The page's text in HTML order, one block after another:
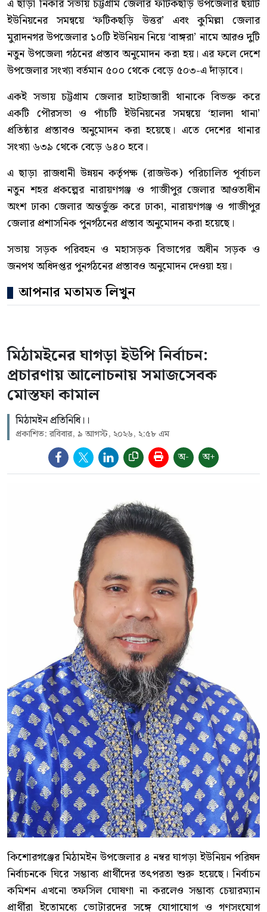
এ ছাড়া নিকার সভায় চট্টগ্রাম জেলার ফটিকছড়ি উপজেলার ছয়টি
ইউনিয়নের সমন্বয়ে ‘ফটিকছড়ি উত্তর’ এবং কুমিল্লা জেলার
মুরাদনগর উপজেলার ১০টি ইউনিয়ন নিয়ে ‘বাঙ্গরা’ নামে আরও দুটি
নতুন উপজেলা গঠনের প্রস্তাব অনুমোদন করা হয়। এর ফলে দেশে
উপজেলার সংখ্যা বর্তমান ৫০০ থেকে বেড়ে ৫০৩-এ দাঁড়াবে।
একই সভায় চট্টগ্রাম জেলার হাটহাজারী থানাকে বিভক্ত করে
একটি পৌরসভা ও পাঁচটি ইউনিয়নের সমন্বয়ে ‘হালদা থানা’
প্রতিষ্ঠার প্রস্তাবও অনুমোদন করা হয়েছে। এতে দেশের থানার
সংখ্যা ৬৩৯ থেকে বেড়ে ৬৪০ হবে।
এ ছাড়া রাজধানী উন্নয়ন কর্তৃপক্ষ (রাজউক) পরিচালিত পূর্বাচল
নতুন শহর প্রকল্পের নারায়ণগঞ্জ ও গাজীপুর জেলার আওতাধীন
অংশ ঢাকা জেলার অন্তর্ভুক্ত করে ঢাকা, নারায়ণগঞ্জ ও গাজীপুর
জেলার প্রশাসনিক পুনর্গঠনের প্রস্তাব অনুমোদন করা হয়েছে।
সভায় সড়ক পরিবহন ও মহাসড়ক বিভাগের অধীন সড়ক ও
জনপথ অধিদপ্তর পুনর্গঠনের প্রস্তাবও অনুমোদন দেওয়া হয়।
আপনার মতামত লিখুন
মিঠামইনের ঘাগড়া ইউপি নির্বাচন:
প্রচারণায় আলোচনায় সমাজসেবক
মোস্তফা কামাল
মিঠামইন প্রতিনিধি।।
প্রকাশিত: রবিবার, ৯ আগস্ট, ২০২৬, ২:৫৮ এম
অ- অ+
কিশোরগঞ্জের মিঠামইন উপজেলার ৪ নম্বর ঘাগড়া ইউনিয়ন পরিষদ
নির্বাচনকে ঘিরে সম্ভাব্য প্রার্থীদের তৎপরতা শুরু হয়েছে। নির্বাচন
কমিশন এখনো তফসিল ঘোষণা না করলেও সম্ভাব্য চেয়ারম্যান
প্রার্থীরা ইতোমধ্যে ভোটারদের সঙ্গে যোগাযোগ ও গণসংযোগ